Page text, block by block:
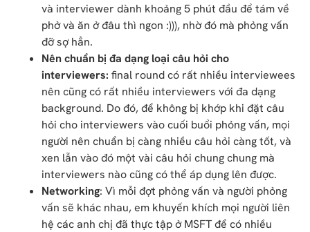
và interviewer dành khoảng 5 phút đầu để tám về
phở và ăn ở đâu thì ngon :))), nhờ đó mà phỏng vấn
đỡ sợ hẳn.
Nên chuẩn bị đa dạng loại câu hỏi cho
interviewers: final round có rất nhiều interviewees
nên cũng có rất nhiều interviewers với đa dạng
background. Do đó, để không bị khớp khi đặt câu
hỏi cho interviewers vào cuối buổi phỏng vấn, mọi
người nên chuẩn bị càng nhiều câu hỏi càng tốt, và
xen lẫn vào đó một vài câu hỏi chung chung mà
interviewers nào cũng có thể áp dụng lên được.
Networking: Vì mỗi đợt phỏng vấn và người phỏng
vấn sẽ khác nhau, em khuyến khích mọi người liên
hệ các anh chị đã thực tập ở MSFT để có nhiều